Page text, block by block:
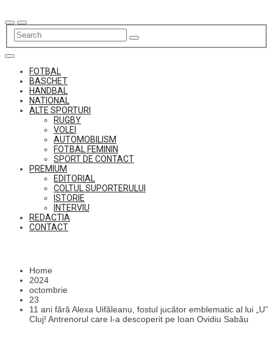
to
content
FOTBAL
BASCHET
HANDBAL
NATIONAL
ALTE SPORTURI
RUGBY
VOLEI
AUTOMOBILISM
FOTBAL FEMININ
SPORT DE CONTACT
PREMIUM
EDITORIAL
COLTUL SUPORTERULUI
ISTORIE
INTERVIU
REDACTIA
CONTACT
Home
2024
octombrie
23
11 ani fără Alexa Uifăleanu, fostul jucător emblematic al lui „U”
Cluj! Antrenorul care l-a descoperit pe Ioan Ovidiu Sabău